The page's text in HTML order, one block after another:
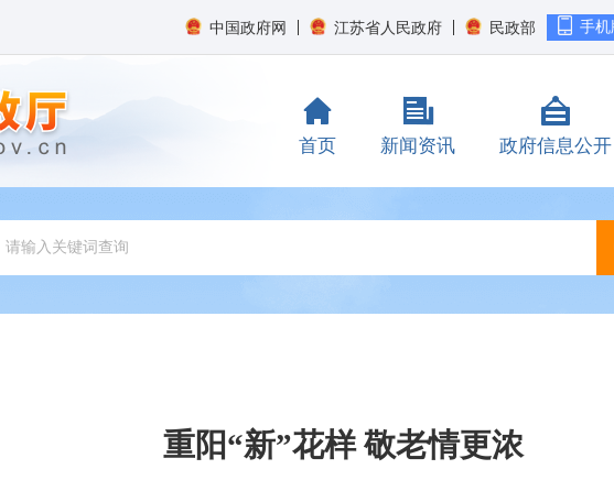
手机
中国政府网 江苏省人民政府 民政部
首页 新闻资讯 政府信息公开
重阳“新”花样 敬老情更浓